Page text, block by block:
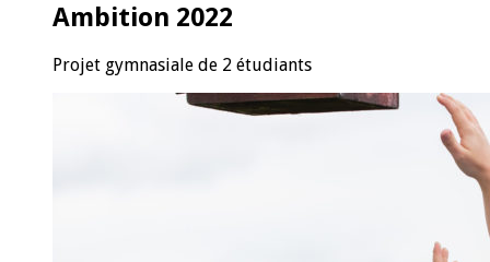
Ambition 2022
Projet gymnasiale de 2 étudiants